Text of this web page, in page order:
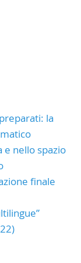
la
e nello spazio
finale